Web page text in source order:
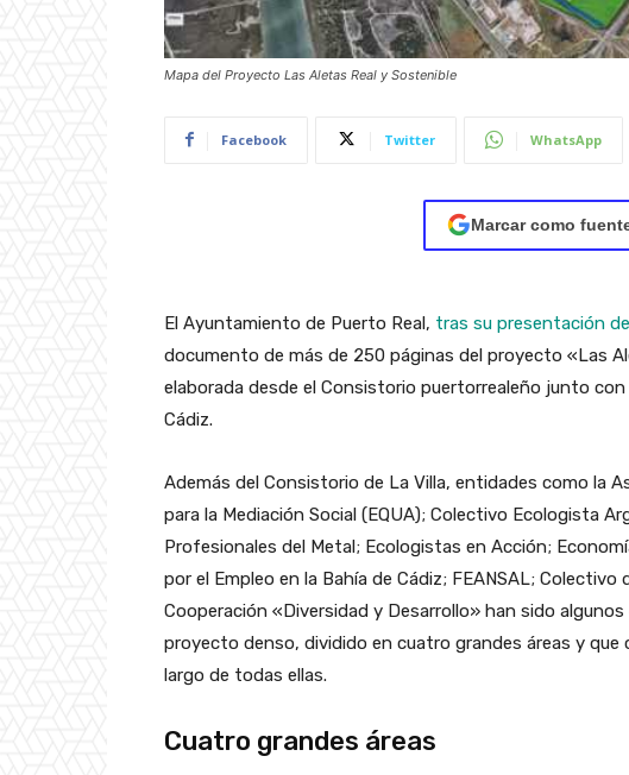
Mapa del Proyecto Las Aletas Real y Sostenible
Facebook Twitter WhatsApp
Marcar como
El Ayuntamiento de Puerto Real, tras su presentación
documento de más de 250 páginas del proyecto «Las
elaborada desde el Consistorio puertorrealeño junto
Cádiz.
Además del Consistorio de La Villa, entidades como la
para la Mediación Social (EQUA); Colectivo Ecologista
Profesionales del Metal; Ecologistas en Acción;
por el Empleo en la Bahía de Cádiz; FEANSAL;
Cooperación «Diversidad y Desarrollo» han sido
proyecto denso, dividido en cuatro grandes áreas y
largo de todas ellas.
Cuatro grandes áreas